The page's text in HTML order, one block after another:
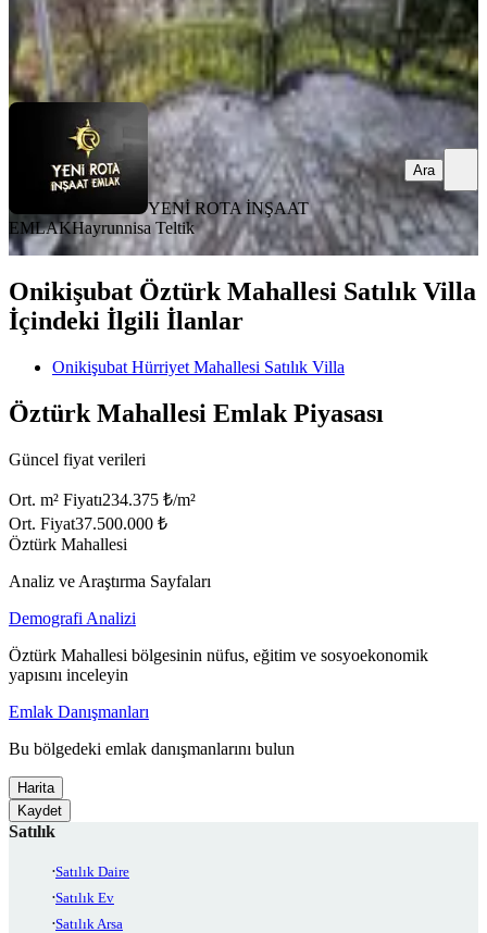
YENİ ROTA İNŞAAT EMLAKHayrunnisa Teltik
Ara
YENİ ROTA İNŞAAT
EMLAKHayrunnisa Teltik
Ara
Onikişubat Öztürk Mahallesi Satılık Villa
İçindeki İlgili İlanlar
Onikişubat Hürriyet Mahallesi Satılık Villa
Öztürk Mahallesi Emlak Piyasası
Güncel fiyat verileri
Ort. m² Fiyatı234.375 ₺/m²
Ort. Fiyat37.500.000 ₺
Öztürk Mahallesi
Analiz ve Araştırma Sayfaları
Demografi Analizi
Öztürk Mahallesi bölgesinin nüfus, eğitim ve sosyoekonomik
yapısını inceleyin
Emlak Danışmanları
Bu bölgedeki emlak danışmanlarını bulun
Harita
Kaydet
Satılık
Satılık Daire
Satılık Ev
Satılık Arsa